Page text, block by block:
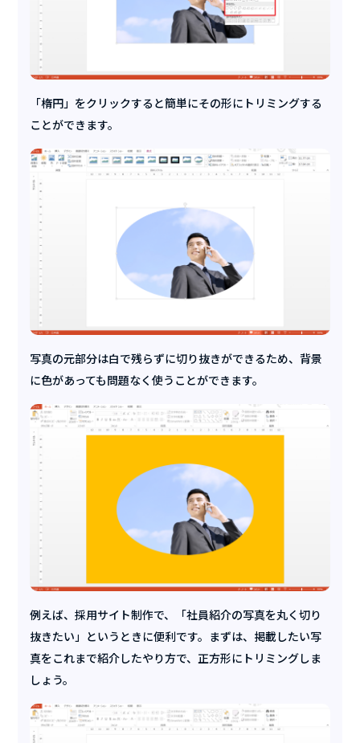
「楕円」をクリックすると簡単にその形にトリミングする
ことができます。
写真の元部分は白で残らずに切り抜きができるため、背景
に色があっても問題なく使うことができます。
例えば、採用サイト制作で、「社員紹介の写真を丸く切り
抜きたい」というときに便利です。まずは、掲載したい写
真をこれまで紹介したやり方で、正方形にトリミングしま
しょう。